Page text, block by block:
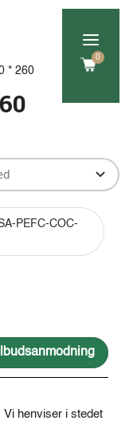
a
0
* 260
PEFC-COC-
henviser i stedet